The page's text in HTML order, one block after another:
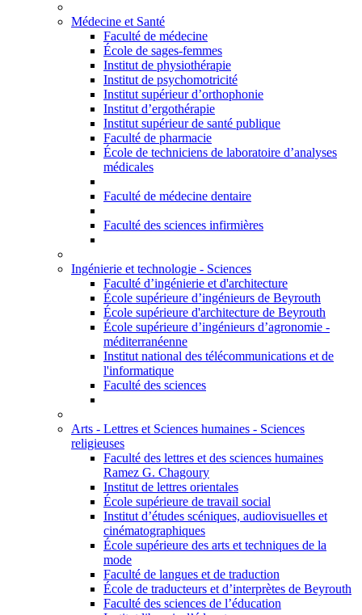
Médecine et Santé
Faculté de médecine
École de sages-femmes
Institut de physiothérapie
Institut de psychomotricité
Institut supérieur d’orthophonie
Institut d’ergothérapie
Institut supérieur de santé publique
Faculté de pharmacie
École de techniciens de laboratoire d’analyses
médicales
Faculté de médecine dentaire
Faculté des sciences infirmières
Ingénierie et technologie - Sciences
Faculté d’ingénierie et d'architecture
École supérieure d’ingénieurs de Beyrouth
École supérieure d'architecture de Beyrouth
École supérieure d’ingénieurs d’agronomie -
méditerranéenne
Institut national des télécommunications et de
l'informatique
Faculté des sciences
Arts - Lettres et Sciences humaines - Sciences
religieuses
Faculté des lettres et des sciences humaines
Ramez G. Chagoury
Institut de lettres orientales
École supérieure de travail social
Institut d’études scéniques, audiovisuelles et
cinématographiques
École supérieure des arts et techniques de la
mode
Faculté de langues et de traduction
École de traducteurs et d’interprètes de Beyrouth
Faculté des sciences de l’éducation